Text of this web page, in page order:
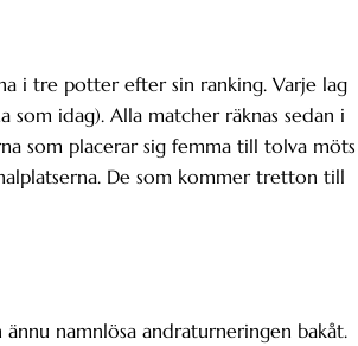
i tre potter efter sin ranking. Varje lag
idag). Alla matcher räknas sedan i
som placerar sig femma till tolva
De som kommer tretton till
namnlösa andraturneringen bakåt.